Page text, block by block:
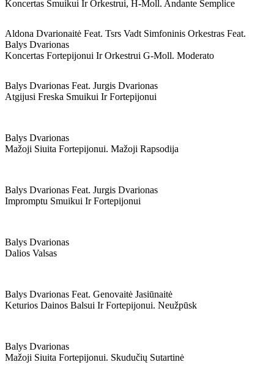
Koncertas Smuikui Ir Orkestrui, H-Moll. Andante Semplice
Aldona Dvarionaitė Feat. Tsrs Vadt Simfoninis Orkestras Feat.
Balys Dvarionas
Koncertas Fortepijonui Ir Orkestrui G-Moll. Moderato
Balys Dvarionas Feat. Jurgis Dvarionas
Atgijusi Freska Smuikui Ir Fortepijonui
Balys Dvarionas
Mažoji Siuita Fortepijonui. Mažoji Rapsodija
Balys Dvarionas Feat. Jurgis Dvarionas
Impromptu Smuikui Ir Fortepijonui
Balys Dvarionas
Dalios Valsas
Balys Dvarionas Feat. Genovaitė Jasiūnaitė
Keturios Dainos Balsui Ir Fortepijonui. Neužpūsk
Balys Dvarionas
Mažoji Siuita Fortepijonui. Skudučių Sutartinė